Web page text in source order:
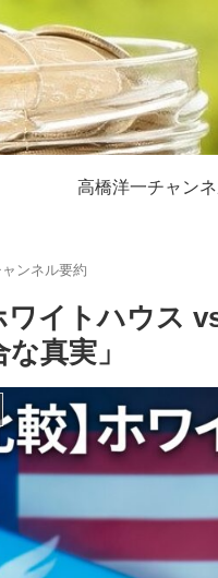
高橋洋一チャン
ンネル要約
ワイトハウス
真実」